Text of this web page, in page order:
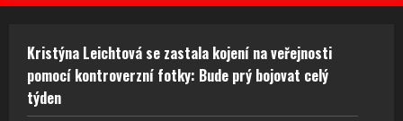
Kristýna Leichtová se zastala kojení na veřejnosti
pomocí kontroverzní fotky: Bude prý bojovat celý
týden